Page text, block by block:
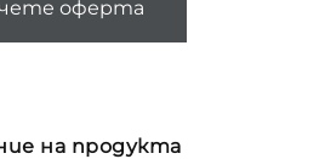
оферта
на продукта